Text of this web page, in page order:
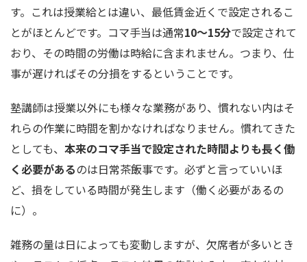
す。これは授業給とは違い、最低賃金近くで設定されるこ
とがほとんどです。コマ手当は通常10～15分で設定されて
おり、その時間の労働は時給に含まれません。つまり、仕
事が遅ければその分損をするということです。
塾講師は授業以外にも様々な業務があり、慣れない内はそ
れらの作業に時間を割かなければなりません。慣れてきた
としても、 本来のコマ手当で設定された時間よりも長く働
く必要があるのは日常茶飯事です。必ずと言っていいほ
ど、損をしている時間が発生します（働く必要があるの
に）。
雑務の量は日によっても変動しますが、欠席者が多いとき